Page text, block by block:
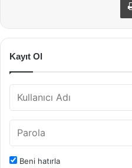
Kayıt Ol
Beni hatırla